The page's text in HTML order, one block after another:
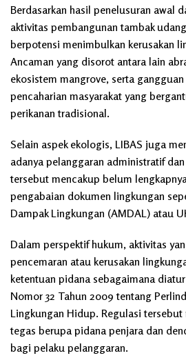
Berdasarkan hasil penelusuran awal
aktivitas pembangunan tambak
berpotensi menimbulkan kerusakan
Ancaman yang disorot antara lain
ekosistem mangrove, serta
pencaharian masyarakat yang
perikanan tradisional.
Selain aspek ekologis, LIBAS juga
adanya pelanggaran administratif
tersebut mencakup belum
pengabaian dokumen lingkungan
Dampak Lingkungan (AMDAL) atau
Dalam perspektif hukum, aktivitas
pencemaran atau kerusakan
ketentuan pidana sebagaimana
Nomor 32 Tahun 2009 tentang
Lingkungan Hidup. Regulasi tersebut
tegas berupa pidana penjara dan
bagi pelaku pelanggaran.